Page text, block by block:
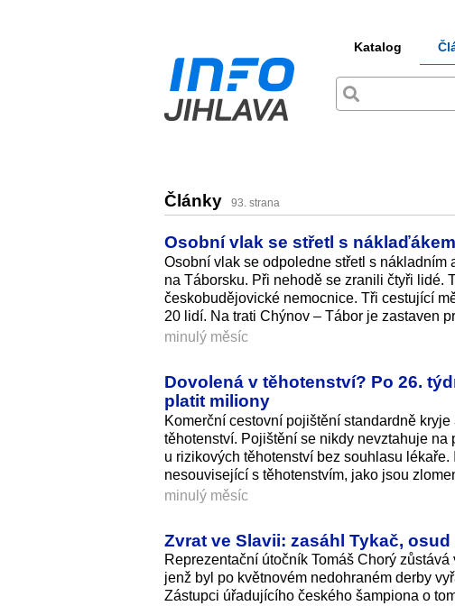
Katalog
Články 93. strana
Osobní vlak se střetl s
Osobní vlak se odpoledne střetl s
na Táborsku. Při nehodě se zranili čtyři lidé.
českobudějovické nemocnice. Tři cestující
20 lidí. Na trati Chýnov – Tábor je zastaven
minulý měsíc
Dovolená v těhotenství? Po 26.
platit miliony
Komerční cestovní pojištění standardně
těhotenství. Pojištění se nikdy nevztahuje
u rizikových těhotenství bez souhlasu
nesouvisející s těhotenstvím, jako jsou
minulý měsíc
Zvrat ve Slavii: zasáhl Tykač,
Reprezentační útočník Tomáš Chorý
jenž byl po květnovém nedohraném derby
Zástupci úřadujícího českého šampiona o